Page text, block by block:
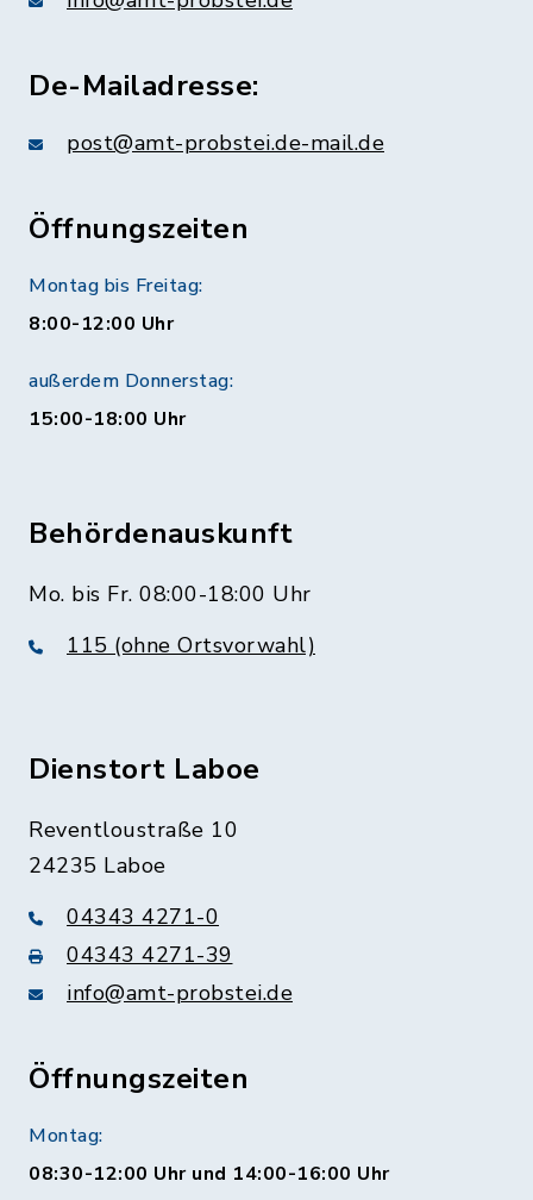
De-Mailadresse:
post@amt-probstei.de-mail.de
Öffnungszeiten
Montag bis Freitag:
8:00-12:00 Uhr
außerdem Donnerstag:
15:00-18:00 Uhr
Behördenauskunft
Mo. bis Fr. 08:00-18:00 Uhr
115 (ohne Ortsvorwahl)
Dienstort Laboe
Reventloustraße 10
24235 Laboe
04343 4271-0
04343 4271-39
info@amt-probstei.de
Öffnungszeiten
Montag:
08:30-12:00 Uhr und 14:00-16:00 Uhr